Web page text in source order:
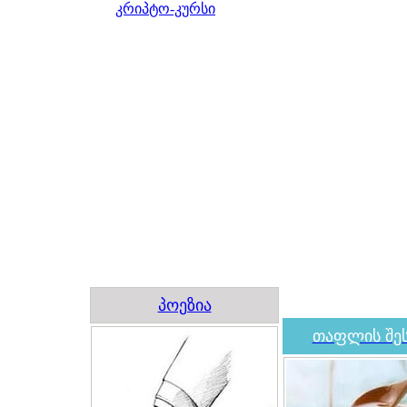
კრიპტო-კურსი
პოეზია
თაფლის